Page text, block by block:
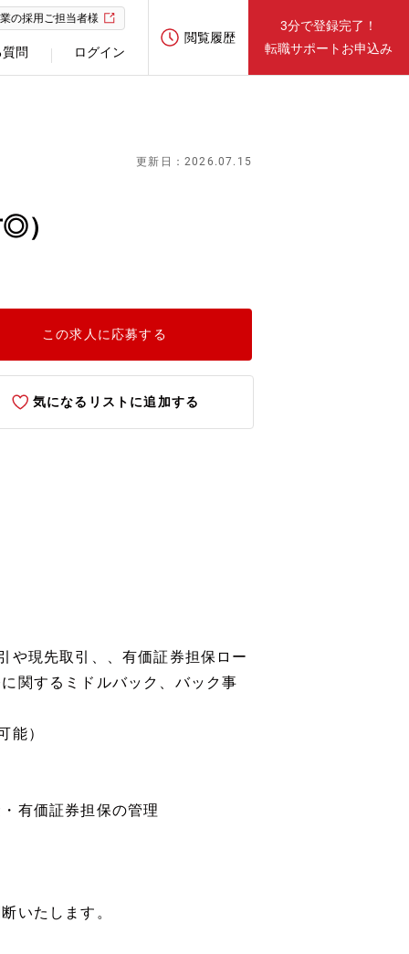
の採用ご担当者様
問 ログイン
閲覧履歴
3分で登録完了！
転職サポートお申込み
更新日：2026.07.15
）
この求人に応募する
気になるリストに追加する
や現先取引、、有価証券担保ロー
関するミドルバック、バック事
能）
有価証券担保の管理
いたします。